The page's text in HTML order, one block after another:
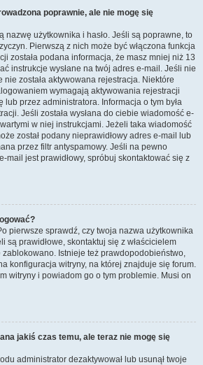
poprawnie, ale nie mogę się
nazwę użytkownika i hasło. Jeśli są poprawne, to
Pierwszą z nich może być włączona funkcja
została podana informacja, że masz mniej niż 13
instrukcje wysłane na twój adres e-mail. Jeśli nie
nie została aktywowana rejestracja. Niektóre
wymagają aktywowania rejestracji
lub przez administratora. Informacja o tym była
Jeśli została wysłana do ciebie wiadomość e-
w niej instrukcjami. Jeżeli taka wiadomość
został podany nieprawidłowy adres e-mail lub
przez filtr antyspamowy. Jeśli na pewno
mail jest prawidłowy, spróbuj skontaktować się z
pierwsze sprawdź, czy twoja nazwa użytkownika
są prawidłowe, skontaktuj się z właścicielem
zablokowano. Istnieje też prawdopodobieństwo,
konfiguracja witryny, na której znajduje się forum.
witryny i powiadom go o tym problemie. Musi on
jakiś czas temu, ale teraz nie mogę się
administrator dezaktywował lub usunął twoje